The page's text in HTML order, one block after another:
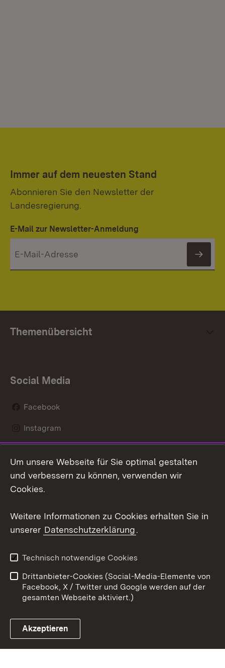
Immer auf dem neuesten Stand
Abonnieren Sie den Newsletter der
Landesregierung.
E-Mail zur Newsletter-Anmeldung
Themenübersicht
Social Media
Facebook
Instagram
Mastodon
Youtube
Link zum Landesportal
Kontakt
Datenschutz
Barrierefreiheit
Impressum Cookies
Um unsere Webseite für Sie optimal gestalten
und verbessern zu können, verwenden wir
Cookies.
Weitere Informationen zu Cookies erhalten Sie in
unserer Datenschutzerklärung.
Technisch notwendige Cookies
Drittanbieter-Cookies (Social-Media-Elemente von
Facebook, X / Twitter und Google werden auf der
gesamten Webseite aktiviert.)
Akzeptieren